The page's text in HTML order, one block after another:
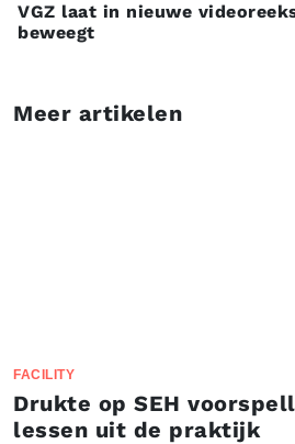
VGZ laat in nieuwe
beweegt
Meer artikelen
FACILITY
Drukte op SEH
lessen uit de praktijk